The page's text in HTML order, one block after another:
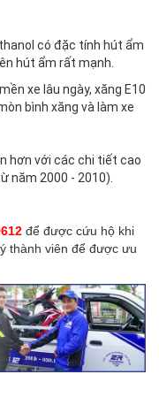
có đặc tính hút ẩm
hút ẩm rất mạnh.
xe lâu ngày, xăng E10
bình xăng và làm xe
hơn với các chi tiết cao
năm 2000 - 2010).
để được cứu hộ khi
thành viên để được ưu